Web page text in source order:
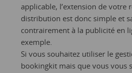
applicable, l’extension de votre
distribution est donc simple et
contrairement à la publicité en
exemple.
Si vous souhaitez utiliser le
bookingkit mais que vous vous